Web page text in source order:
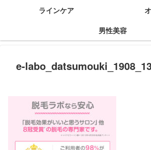
ラインケア
男性美容
e-